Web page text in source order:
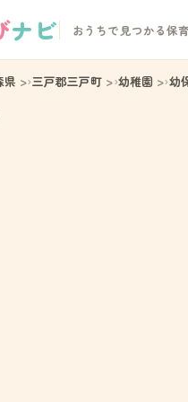
ナビ おうちで見つかる保
県 三戸郡三戸町 幼稚園 幼